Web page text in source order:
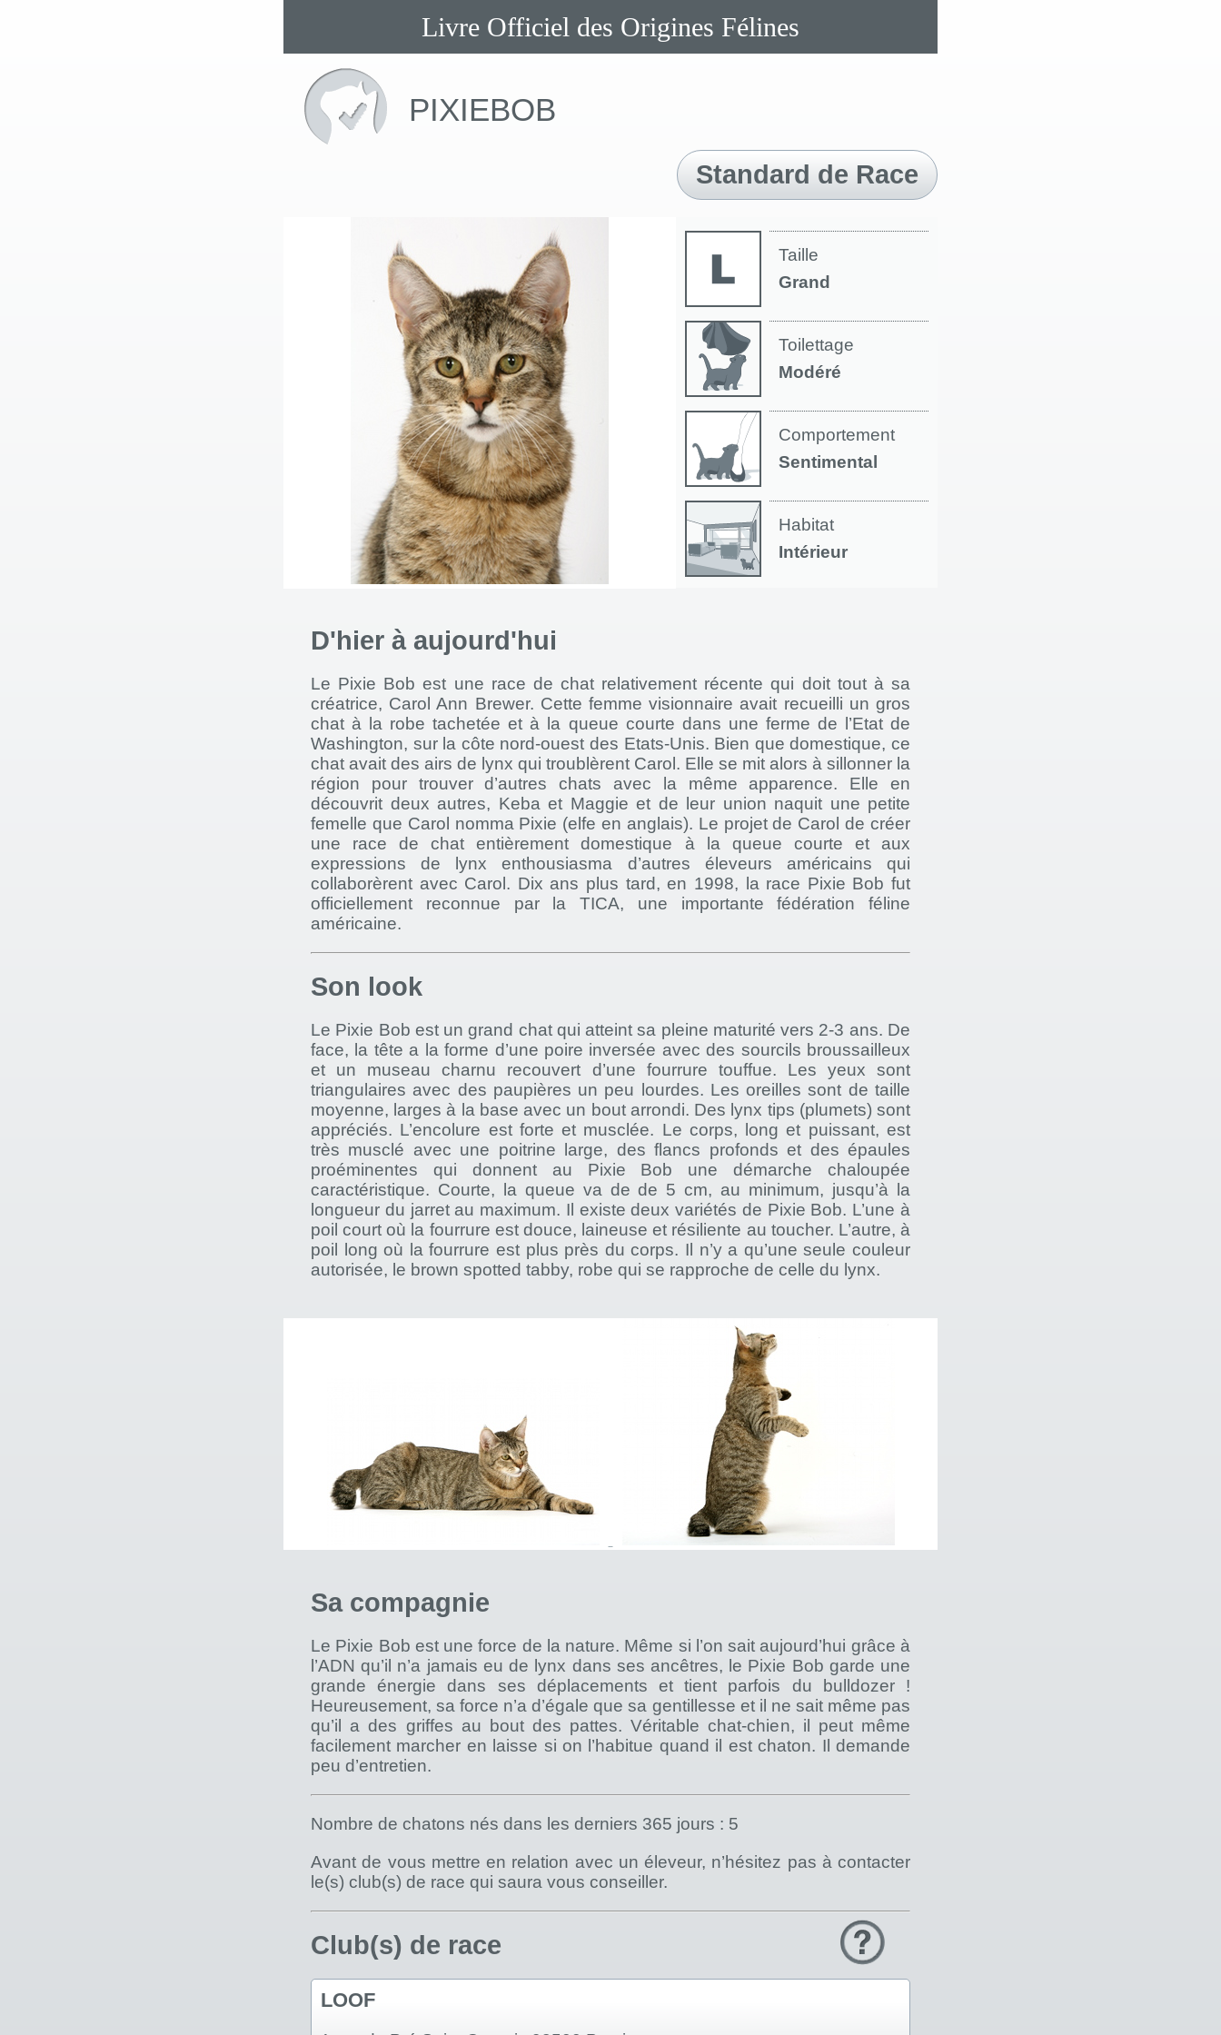
Livre Officiel des Origines Félines
PIXIEBOB
Standard de Race
Taille
Grand
Toilettage
Modéré
Comportement
Sentimental
Habitat
Intérieur
D'hier à aujourd'hui
Le Pixie Bob est une race de chat relativement récente qui doit tout à sa
créatrice, Carol Ann Brewer. Cette femme visionnaire avait recueilli un gros
chat à la robe tachetée et à la queue courte dans une ferme de l’Etat de
Washington, sur la côte nord-ouest des Etats-Unis. Bien que domestique, ce
chat avait des airs de lynx qui troublèrent Carol. Elle se mit alors à sillonner la
région pour trouver d’autres chats avec la même apparence. Elle en
découvrit deux autres, Keba et Maggie et de leur union naquit une petite
femelle que Carol nomma Pixie (elfe en anglais). Le projet de Carol de créer
une race de chat entièrement domestique à la queue courte et aux
expressions de lynx enthousiasma d’autres éleveurs américains qui
collaborèrent avec Carol. Dix ans plus tard, en 1998, la race Pixie Bob fut
officiellement reconnue par la TICA, une importante fédération féline
américaine.
Son look
Le Pixie Bob est un grand chat qui atteint sa pleine maturité vers 2-3 ans. De
face, la tête a la forme d’une poire inversée avec des sourcils broussailleux
et un museau charnu recouvert d’une fourrure touffue. Les yeux sont
triangulaires avec des paupières un peu lourdes. Les oreilles sont de taille
moyenne, larges à la base avec un bout arrondi. Des lynx tips (plumets) sont
appréciés. L’encolure est forte et musclée. Le corps, long et puissant, est
très musclé avec une poitrine large, des flancs profonds et des épaules
proéminentes qui donnent au Pixie Bob une démarche chaloupée
caractéristique. Courte, la queue va de de 5 cm, au minimum, jusqu’à la
longueur du jarret au maximum. Il existe deux variétés de Pixie Bob. L’une à
poil court où la fourrure est douce, laineuse et résiliente au toucher. L’autre, à
poil long où la fourrure est plus près du corps. Il n’y a qu’une seule couleur
autorisée, le brown spotted tabby, robe qui se rapproche de celle du lynx.
Sa compagnie
Le Pixie Bob est une force de la nature. Même si l’on sait aujourd’hui grâce à
l’ADN qu’il n’a jamais eu de lynx dans ses ancêtres, le Pixie Bob garde une
grande énergie dans ses déplacements et tient parfois du bulldozer !
Heureusement, sa force n’a d’égale que sa gentillesse et il ne sait même pas
qu’il a des griffes au bout des pattes. Véritable chat-chien, il peut même
facilement marcher en laisse si on l’habitue quand il est chaton. Il demande
peu d’entretien.
Nombre de chatons nés dans les derniers 365 jours : 5
Avant de vous mettre en relation avec un éleveur, n’hésitez pas à contacter
le(s) club(s) de race qui saura vous conseiller.
Club(s) de race
LOOF